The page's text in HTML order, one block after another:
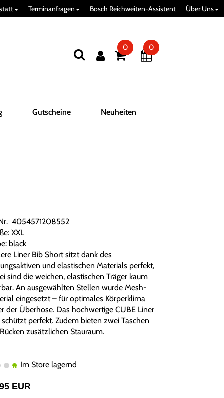
Terminanfragen Bosch Reichweiten-Assistent Über Uns
0 0
Gutscheine Neuheiten
4054571208552
XXL
black
Liner Bib Short sitzt dank des
und elastischen Materials perfekt,
sind die weichen, elastischen Träger kaum
An ausgewählten Stellen wurde Mesh-
eingesetzt – für optimales Körperklima
der Überhose. Das hochwertige CUBE Liner
schützt perfekt. Zudem bieten zwei Taschen
zusätzlichen Stauraum.
Im Store lagernd
EUR